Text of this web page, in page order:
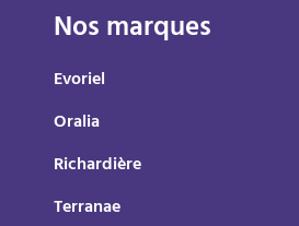
Nos marques
Evoriel
Oralia
Richardière
Terranae